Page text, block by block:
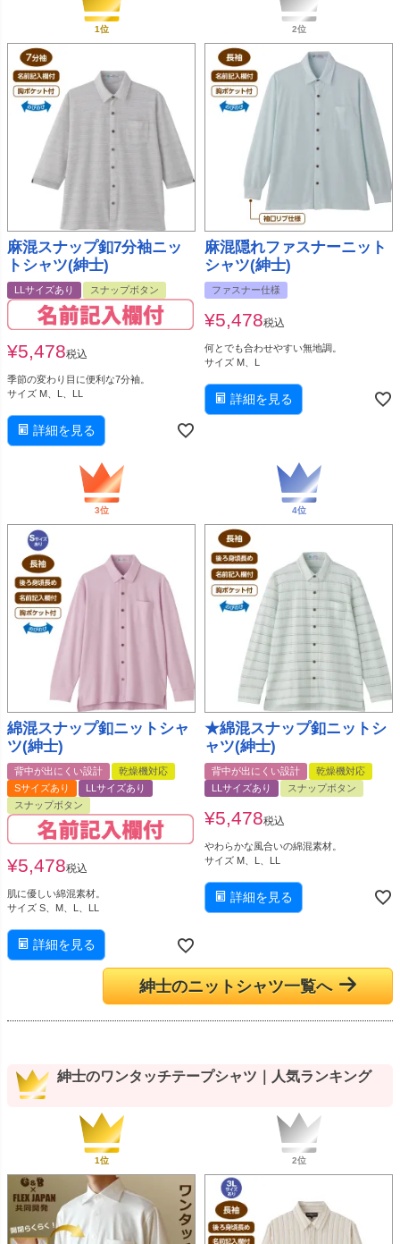
麻混スナップ釦7分袖ニッ
トシャツ(紳士)
LLサイズあり スナップボタン
¥5,478税込
季節の変わり目に便利な7分袖。
サイズ M、L、LL
詳細を見る
麻混隠れファスナーニット
シャツ(紳士)
ファスナー仕様
¥5,478税込
何とでも合わせやすい無地調。
サイズ M、L
詳細を見る
綿混スナップ釦ニットシャ
ツ(紳士)
背中が出にくい設計
乾燥機対応
Sサイズあり
LLサイズあり
スナップボタン
¥5,478税込
肌に優しい綿混素材。
サイズ S、M、L、LL
詳細を見る
★綿混スナップ釦ニットシ
ャツ(紳士)
背中が出にくい設計
乾燥機対応
LLサイズあり
スナップボタン
¥5,478税込
やわらかな風合いの綿混素材。
サイズ M、L、LL
詳細を見る
紳士のニットシャツ一覧へ
紳士のワンタッチテープシャツ｜人気ランキング